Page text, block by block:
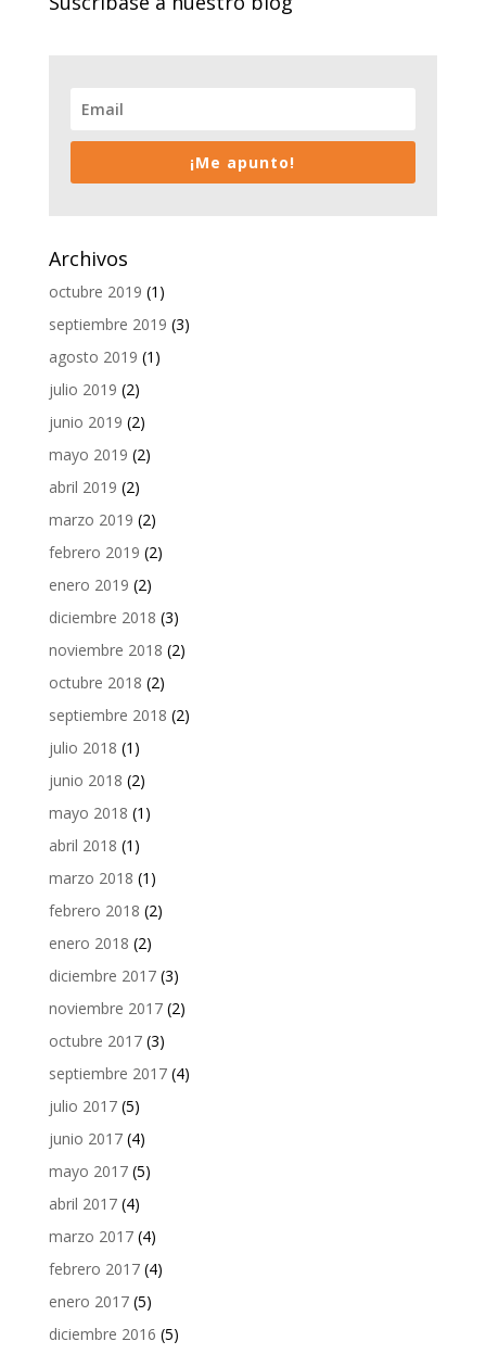
¡Me apunto!
Archivos
octubre 2019 (1)
septiembre 2019 (3)
agosto 2019 (1)
julio 2019 (2)
junio 2019 (2)
mayo 2019 (2)
abril 2019 (2)
marzo 2019 (2)
febrero 2019 (2)
enero 2019 (2)
diciembre 2018 (3)
noviembre 2018 (2)
octubre 2018 (2)
septiembre 2018 (2)
julio 2018 (1)
junio 2018 (2)
mayo 2018 (1)
abril 2018 (1)
marzo 2018 (1)
febrero 2018 (2)
enero 2018 (2)
diciembre 2017(3)
noviembre 2017(2)
octubre 2017(3)
septiembre 2017(4)
julio 2017(5)
junio 2017(4)
mayo 2017(5)
abril 2017(4)
marzo 2017(4)
febrero 2017(4)
enero 2017(5)
diciembre 2016 (5)